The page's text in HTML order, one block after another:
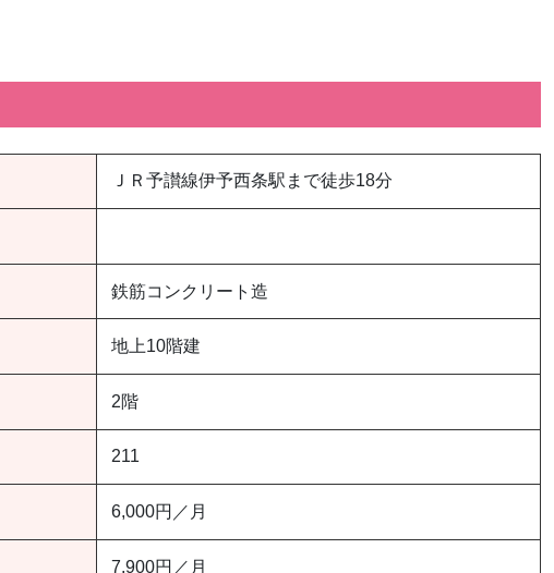
ＪＲ予讃線伊予西条駅まで徒歩18分
鉄筋コンクリート造
地上10階建
2階
211
6,000円／月
7,900円／月